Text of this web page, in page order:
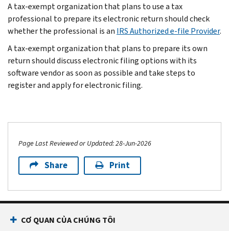
A tax-exempt organization that plans to use a tax
professional to prepare its electronic return should check
whether the professional is an IRS Authorized e-file Provider.
A tax-exempt organization that plans to prepare its own
return should discuss electronic filing options with its
software vendor as soon as possible and take steps to
register and apply for electronic filing.
Page Last Reviewed or Updated: 28-Jun-2026
Share Print
CƠ QUAN CỦA CHÚNG TÔI